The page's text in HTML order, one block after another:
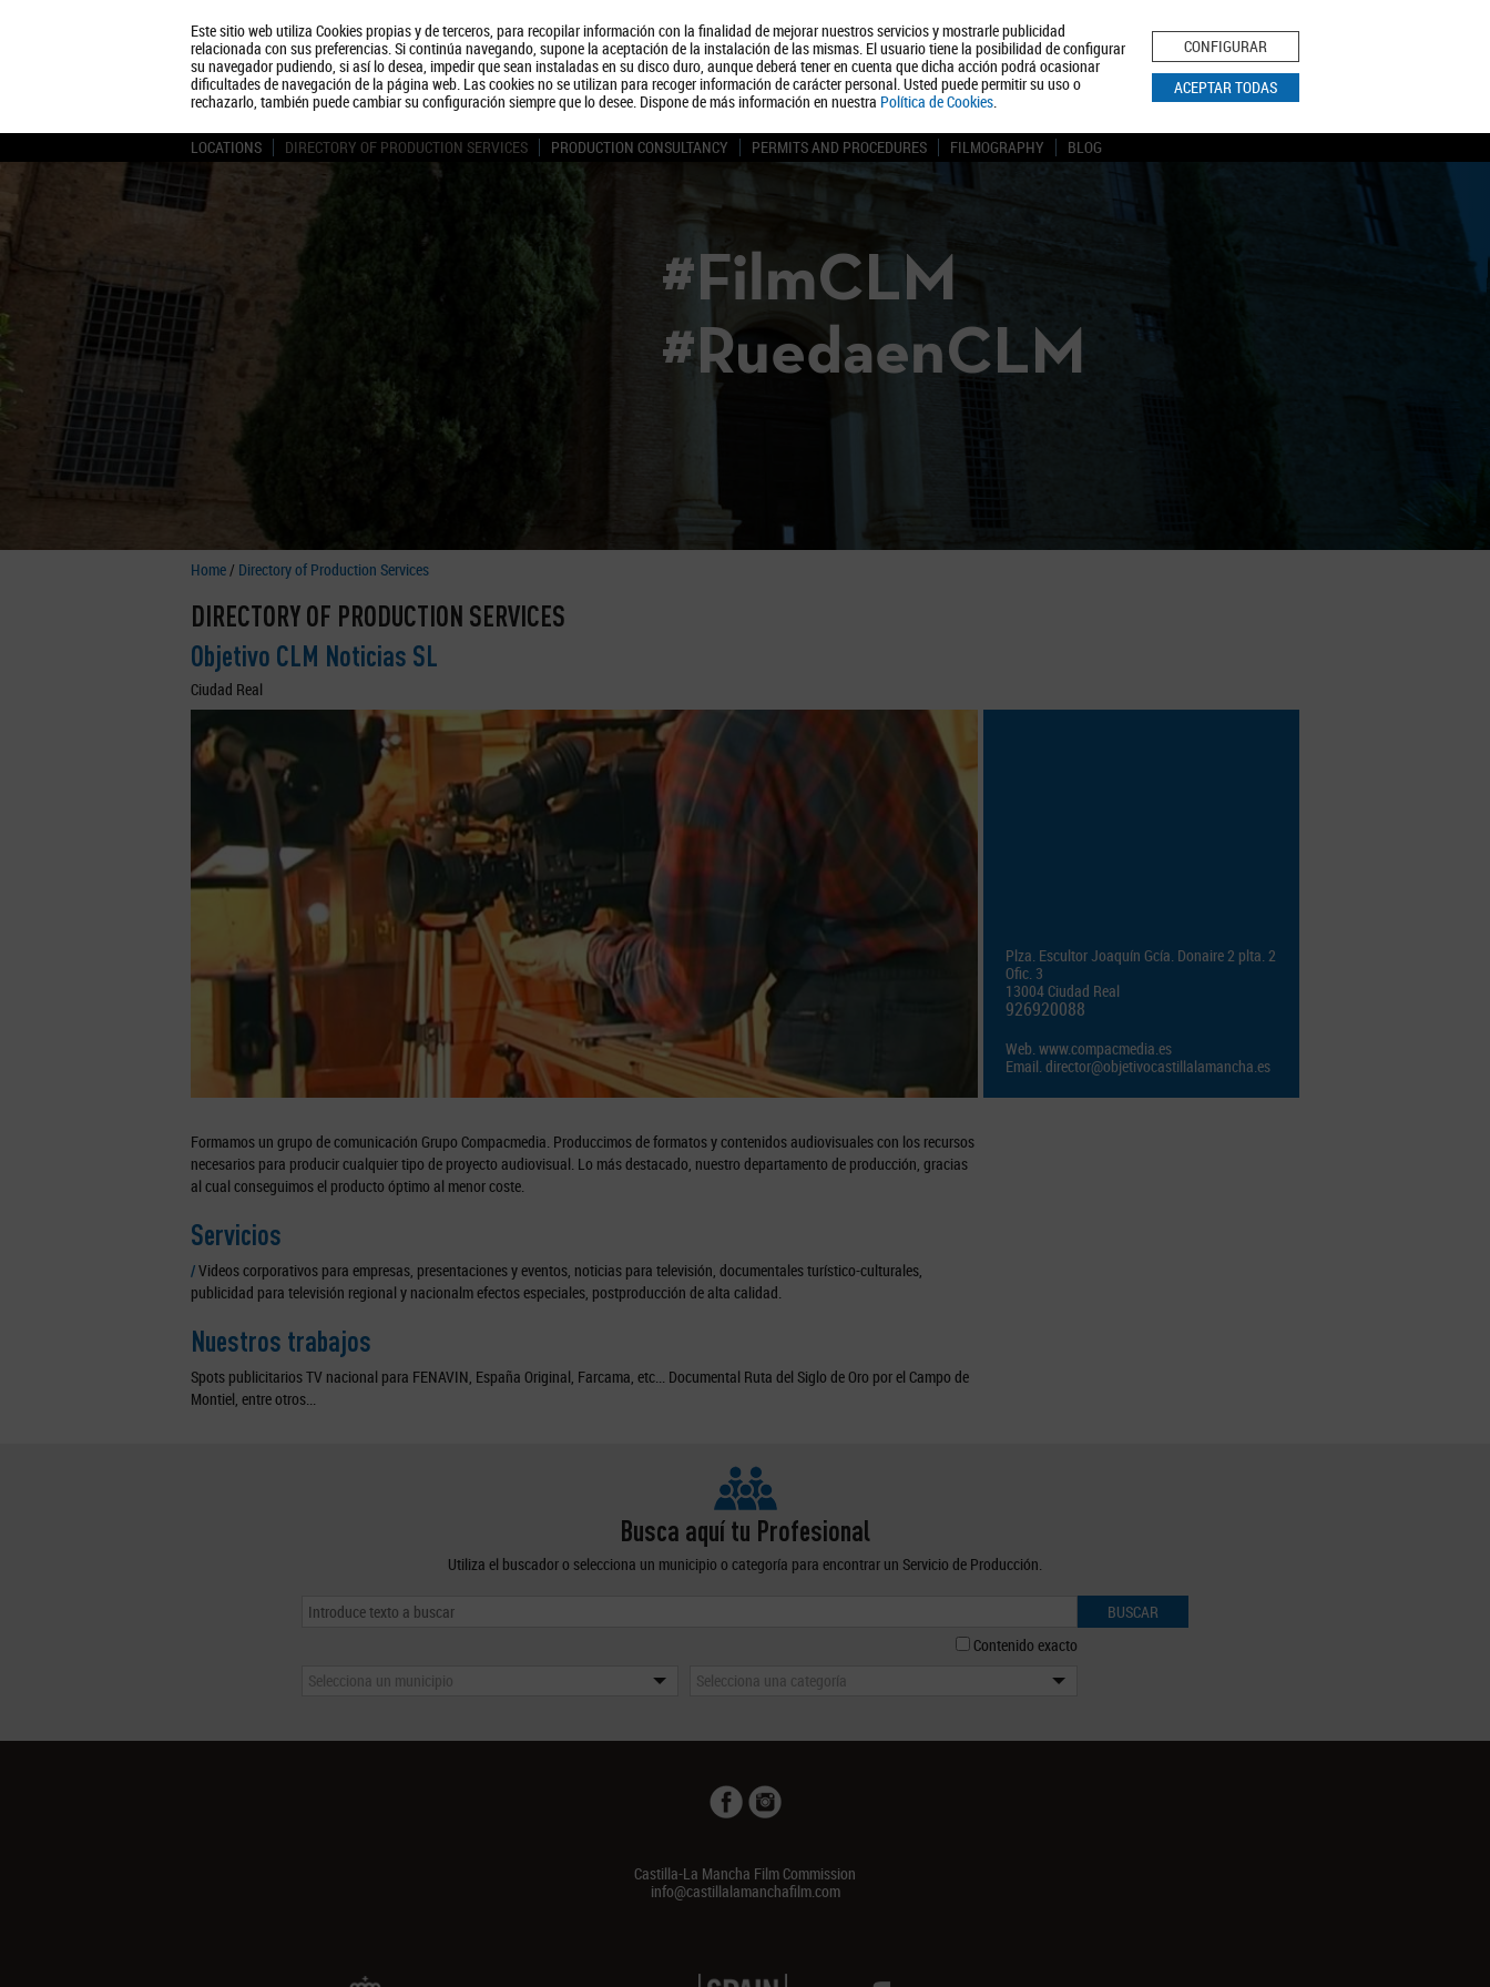
Este sitio web utiliza Cookies propias y de terceros, para recopilar información con la finalidad de mejorar nuestros servicios y mostrarle publicidad
relacionada con sus preferencias. Si continúa navegando, supone la aceptación de la instalación de las mismas. El usuario tiene la posibilidad de configurar
su navegador pudiendo, si así lo desea, impedir que sean instaladas en su disco duro, aunque deberá tener en cuenta que dicha acción podrá ocasionar
dificultades de navegación de la página web. Las cookies no se utilizan para recoger información de carácter personal. Usted puede permitir su uso o
rechazarlo, también puede cambiar su configuración siempre que lo desee. Dispone de más información en nuestra Política de Cookies.
CONFIGURAR
ACEPTAR TODAS
About us Tourism Política de Privacidad Aviso Legal Política de Cookies
BUSCAR
LOCATIONS DIRECTORY OF PRODUCTION SERVICES PRODUCTION CONSULTANCY PERMITS AND PROCEDURES FILMOGRAPHY BLOG
#FilmCLM
#RuedaenCLM
Home/ Directory of Production Services
DIRECTORY OF PRODUCTION SERVICES
Objetivo CLM Noticias SL
Ciudad Real
Plza. Escultor Joaquín Gcía. Donaire 2 plta. 2
Ofic. 3
13004 Ciudad Real
926920088
Web.www.compacmedia.es
Email.director@objetivocastillalamancha.es
Formamos un grupo de comunicación Grupo Compacmedia. Produccimos de formatos y contenidos audiovisuales con los recursos
necesarios para producir cualquier tipo de proyecto audiovisual. Lo más destacado, nuestro departamento de producción, gracias
al cual conseguimos el producto óptimo al menor coste.
Servicios
/Videos corporativos para empresas, presentaciones y eventos, noticias para televisión, documentales turístico-culturales,
publicidad para televisión regional y nacionalm efectos especiales, postproducción de alta calidad.
Nuestros trabajos
Spots publicitarios TV nacional para FENAVIN, España Original, Farcama, etc... Documental Ruta del Siglo de Oro por el Campo de
Montiel, entre otros...
Busca aquí tu Profesional
Utiliza el buscador o selecciona un municipio o categoría para encontrar un Servicio de Producción.
BUSCAR
Contenido exacto
Selecciona un municipio
Selecciona una categoría
Castilla-La Mancha Film Commission
info@castillalamanchafilm.com